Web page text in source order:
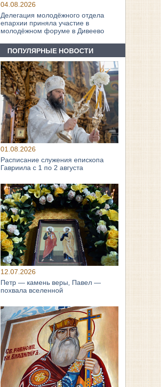
04.08.2026
Делегация молодёжного отдела
епархии приняла участие в
молодёжном форуме в Дивеево
ПОПУЛЯРНЫЕ НОВОСТИ
01.08.2026
Расписание служения епископа
Гавриила с 1 по 2 августа
12.07.2026
Петр — камень веры, Павел —
похвала вселенной